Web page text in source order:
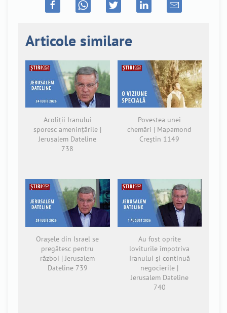
Articole similare
Acoliții Iranului
sporesc amenințările |
Jerusalem Dateline
738
Povestea unei
chemări | Mapamond
Creștin 1149
Orașele din Israel se
pregătesc pentru
război | Jerusalem
Dateline 739
Au fost oprite
loviturile împotriva
Iranului și continuă
negocierile |
Jerusalem Dateline
740